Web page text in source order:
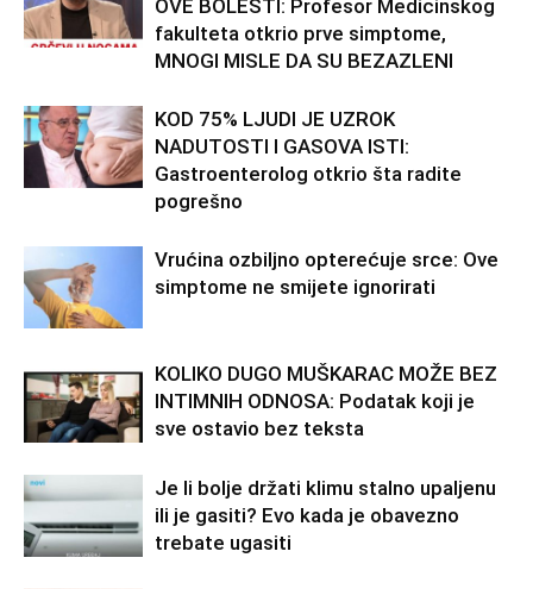
OVE BOLESTI: Profesor Medicinskog
fakulteta otkrio prve simptome,
MNOGI MISLE DA SU BEZAZLENI
KOD 75% LJUDI JE UZROK
NADUTOSTI I GASOVA ISTI:
Gastroenterolog otkrio šta radite
pogrešno
Vrućina ozbiljno opterećuje srce: Ove
simptome ne smijete ignorirati
KOLIKO DUGO MUŠKARAC MOŽE BEZ
INTIMNIH ODNOSA: Podatak koji je
sve ostavio bez teksta
Je li bolje držati klimu stalno upaljenu
ili je gasiti? Evo kada je obavezno
trebate ugasiti